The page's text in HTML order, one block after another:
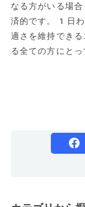
なる方がいる場
済的です。1日
適さを維持でき
る全ての方にと